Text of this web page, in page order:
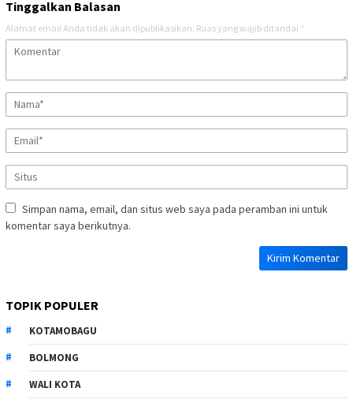
Tinggalkan Balasan
Alamat email Anda tidak akan dipublikasikan. Ruas yang wajib ditandai *
Simpan nama, email, dan situs web saya pada peramban ini untuk
komentar saya berikutnya.
TOPIK POPULER
KOTAMOBAGU
BOLMONG
WALI KOTA